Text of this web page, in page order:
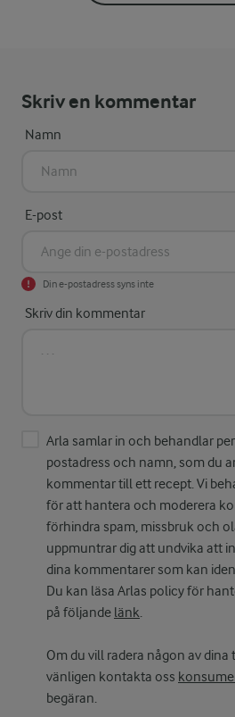
Skriv en kommentar
Namn
E-post
Din e-postadress syns inte
Skriv din kommentar
Arla samlar in och behandlar
postadress och namn, som du
kommentar till ett recept. Vi
för att hantera och moderera
förhindra spam, missbruk och
uppmuntrar dig att undvika att
dina kommentarer som kan
Du kan läsa Arlas policy för
på följande länk.
Om du vill radera någon av
vänligen kontakta oss
begäran.